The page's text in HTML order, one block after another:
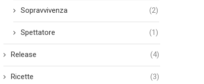
Sopravvivenza (2)
Spettatore (1)
Release (4)
Ricette (3)